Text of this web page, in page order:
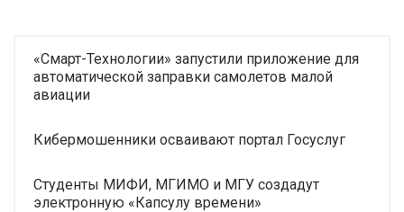
«Смарт-Технологии» запустили приложение для
автоматической заправки самолетов малой
авиации
Кибермошенники осваивают портал Госуслуг
Студенты МИФИ, МГИМО и МГУ создадут
электронную «Капсулу времени»